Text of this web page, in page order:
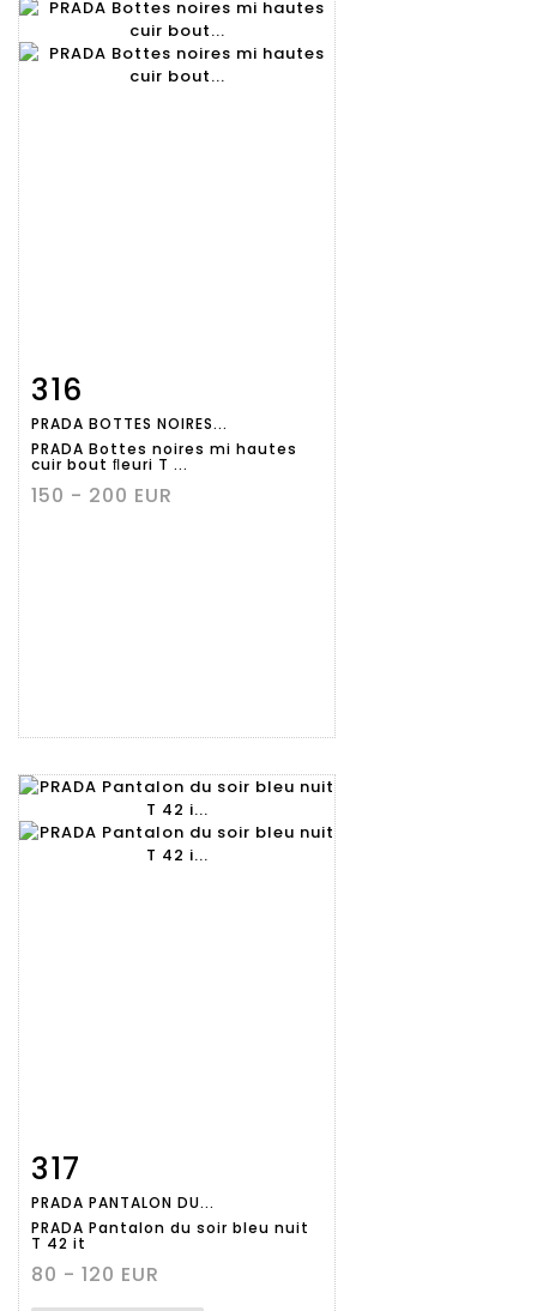
détaillée
316
PRADA BOTTES NOIRES...
PRADA Bottes noires mi hautes
cuir bout ﬂeuri T ...
150 - 200 EUR
détaillée
317
PRADA PANTALON DU...
PRADA Pantalon du soir bleu nuit
T 42 it
80 - 120 EUR